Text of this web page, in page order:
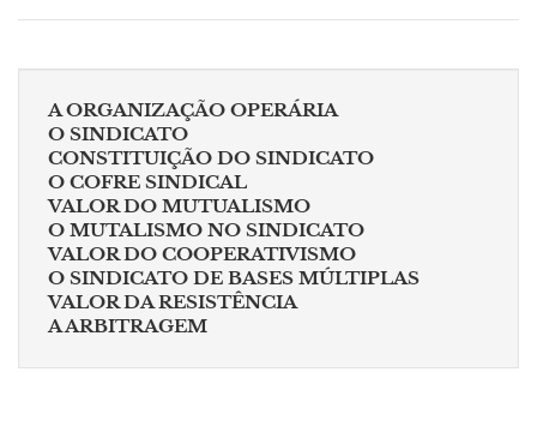
A ORGANIZAÇÃO OPERÁRIA
O SINDICATO
CONSTITUIÇÃO DO SINDICATO
O COFRE SINDICAL
VALOR DO MUTUALISMO
O MUTALISMO NO SINDICATO
VALOR DO COOPERATIVISMO
O SINDICATO DE BASES MÚLTIPLAS
VALOR DA RESISTÊNCIA
A ARBITRAGEM